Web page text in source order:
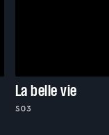
La belle vie
S03